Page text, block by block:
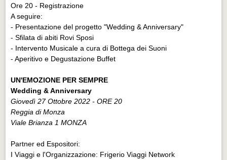
Ore 20 - Registrazione
A seguire:
- Presentazione del progetto "Wedding & Anniversary"
- Sfilata di abiti Rovi Sposi
- Intervento Musicale a cura di Bottega dei Suoni
- Aperitivo e Degustazione Buffet
UN'EMOZIONE PER SEMPRE
Wedding & Anniversary
Giovedì 27 Ottobre 2022 - ORE 20
Reggia di Monza
Viale Brianza 1 MONZA
Partner ed Espositori:
I Viaggi e l'Organizzazione: Frigerio Viaggi Network